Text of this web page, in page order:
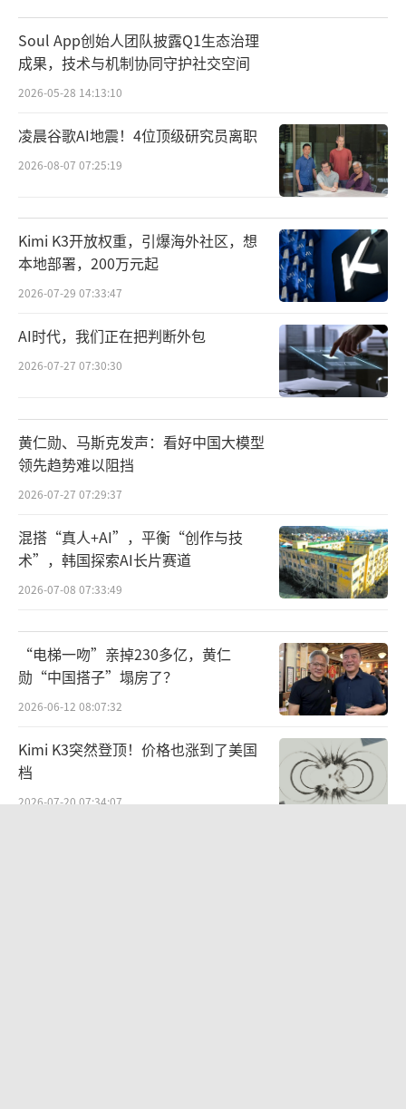
Soul App创始人团队披露Q1生态治理
成果，技术与机制协同守护社交空间
2026-05-28 14:13:10
凌晨谷歌AI地震！4位顶级研究员离职
2026-08-07 07:25:19
Kimi K3开放权重，引爆海外社区，想
本地部署，200万元起
2026-07-29 07:33:47
AI时代，我们正在把判断外包
2026-07-27 07:30:30
黄仁勋、马斯克发声：看好中国大模型
领先趋势难以阻挡
2026-07-27 07:29:37
混搭“真人+AI”，平衡“创作与技
术”，韩国探索AI长片赛道
2026-07-08 07:33:49
“电梯一吻”亲掉230多亿，黄仁
勋“中国搭子”塌房了？
2026-06-12 08:07:32
Kimi K3突然登顶！价格也涨到了美国
档
2026-07-20 07:34:07